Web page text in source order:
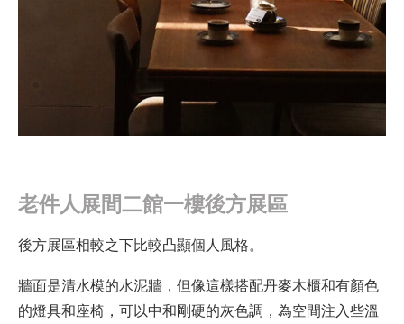
老件人展間二館一樓後方展區
後方展區相較之下比較凸顯個人風格。
牆面是清水模的水泥牆，但像這樣搭配丹麥木櫃和有顏色
的燈具和座椅，可以中和剛硬的灰色調，為空間注入些溫